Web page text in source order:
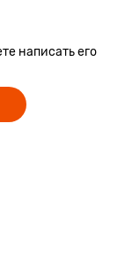
написать его